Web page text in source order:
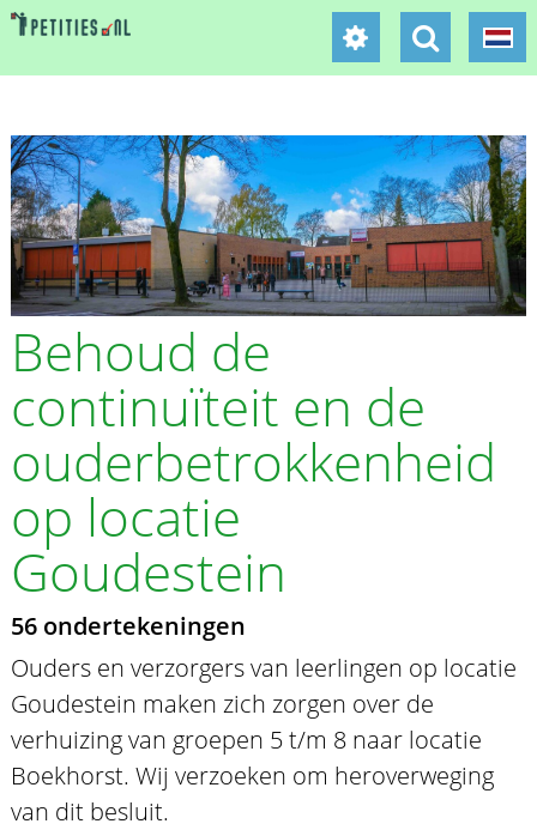
Behoud de
continuïteit en de
ouderbetrokkenheid
op locatie
Goudestein
56 ondertekeningen
Ouders en verzorgers van leerlingen op locatie
Goudestein maken zich zorgen over de
verhuizing van groepen 5 t/m 8 naar locatie
Boekhorst. Wij verzoeken om heroverweging
van dit besluit.